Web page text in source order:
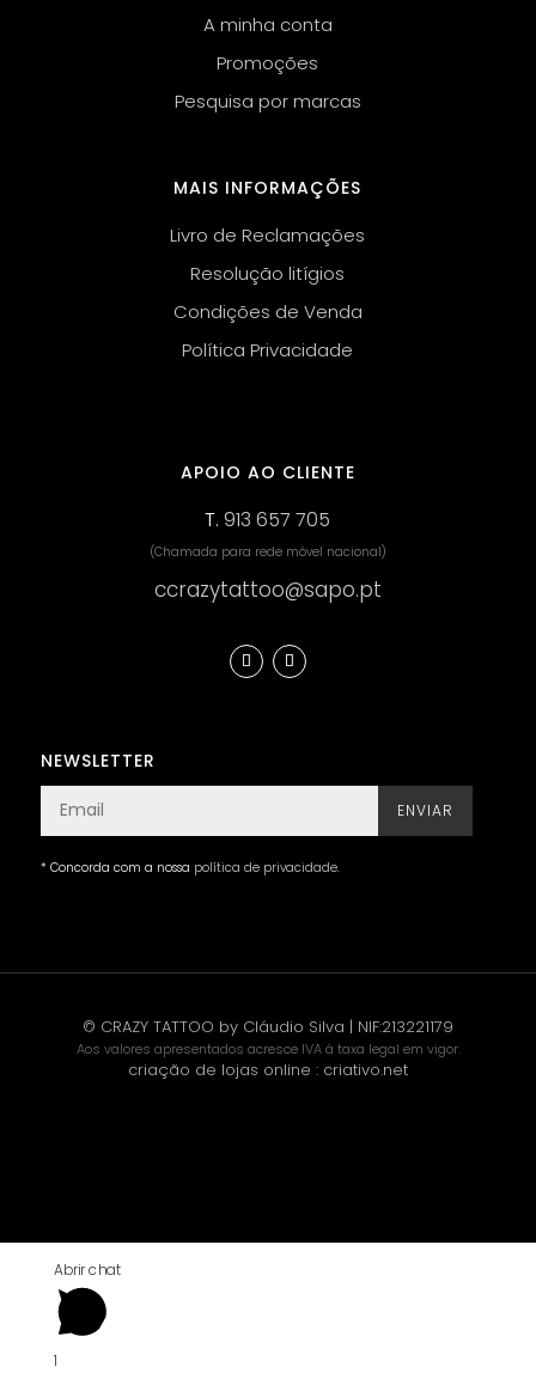
A minha conta
Promoções
Pesquisa por marcas
MAIS INFORMAÇÕES
Livro de Reclamações
Resolução litígios
Condições de Venda
Política Privacidade
APOIO AO CLIENTE
T.913 657 705
(Chamada para rede móvel nacional)
ccrazytattoo@sapo.pt
NEWSLETTER
ENVIAR
* Concorda com a nossa política de privacidade.
© CRAZY TATTOO by Cláudio Silva | NIF:213221179
Aos valores apresentados acresce IVA à taxa legal em vigor.
criação de lojas online : criativo.net
Abrir chat
1